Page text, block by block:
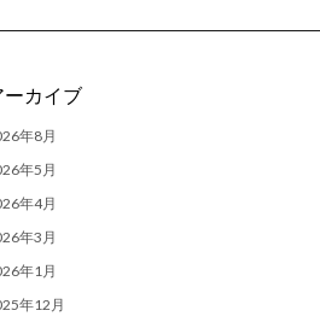
ーカイブ
年8月
年5月
年4月
年3月
年1月
年12月